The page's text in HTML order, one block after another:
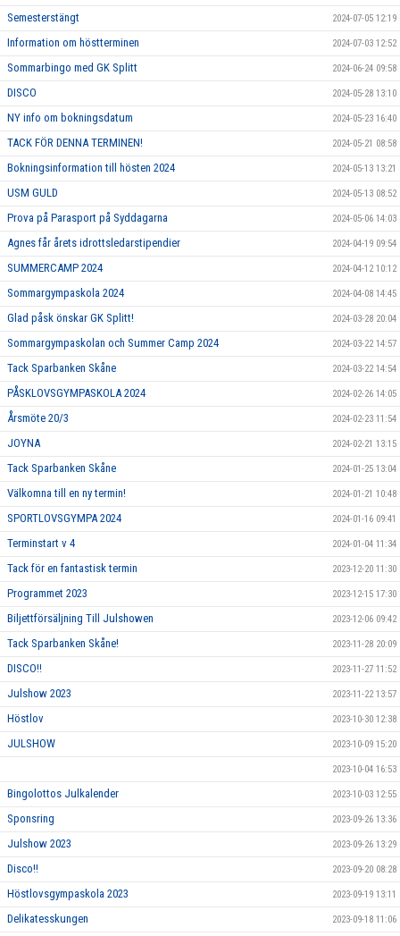
Semesterstängt 2024-07-05 12:19
Information om höstterminen 2024-07-03 12:52
Sommarbingo med GK Splitt 2024-06-24 09:58
DISCO 2024-05-28 13:10
NY info om bokningsdatum 2024-05-23 16:40
TACK FÖR DENNA TERMINEN! 2024-05-21 08:58
Bokningsinformation till hösten 2024 2024-05-13 13:21
USM GULD 2024-05-13 08:52
Prova på Parasport på Syddagarna 2024-05-06 14:03
Agnes får årets idrottsledarstipendier 2024-04-19 09:54
SUMMERCAMP 2024 2024-04-12 10:12
Sommargympaskola 2024 2024-04-08 14:45
Glad påsk önskar GK Splitt! 2024-03-28 20:04
Sommargympaskolan och Summer Camp 2024 2024-03-22 14:57
Tack Sparbanken Skåne 2024-03-22 14:54
PÅSKLOVSGYMPASKOLA 2024 2024-02-26 14:05
Årsmöte 20/3 2024-02-23 11:54
JOYNA 2024-02-21 13:15
Tack Sparbanken Skåne 2024-01-25 13:04
Välkomna till en ny termin! 2024-01-21 10:48
SPORTLOVSGYMPA 2024 2024-01-16 09:41
Terminstart v 4 2024-01-04 11:34
Tack för en fantastisk termin 2023-12-20 11:30
Programmet 2023 2023-12-15 17:30
Biljettförsäljning Till Julshowen 2023-12-06 09:42
Tack Sparbanken Skåne! 2023-11-28 20:09
DISCO!! 2023-11-27 11:52
Julshow 2023 2023-11-22 13:57
Höstlov 2023-10-30 12:38
JULSHOW 2023-10-09 15:20
2023-10-04 16:53
Bingolottos Julkalender 2023-10-03 12:55
Sponsring 2023-09-26 13:36
Julshow 2023 2023-09-26 13:29
Disco!! 2023-09-20 08:28
Höstlovsgympaskola 2023 2023-09-19 13:11
Delikatesskungen 2023-09-18 11:06